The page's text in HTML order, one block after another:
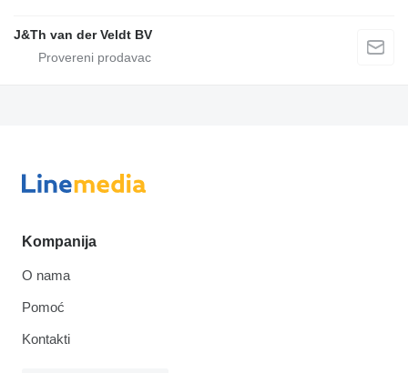
J&Th van der Veldt BV
Kompanija
O nama
Pomoć
Kontakti